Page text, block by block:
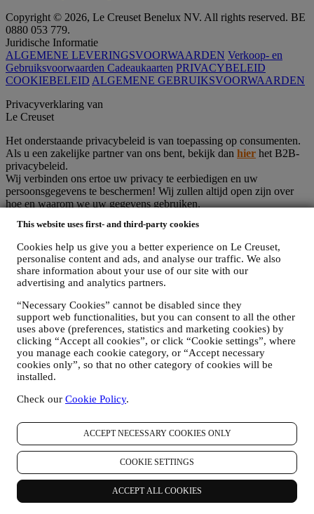
This website uses first- and third-party cookies
Cookies help us give you a better experience on Le Creuset,
personalise content and ads, and analyse our traffic. We also
share information about your use of our site with our
advertising and analytics partners.
“Necessary Cookies” cannot be disabled since they
support web functionalities, but you can consent to all the other
uses above (preferences, statistics and marketing cookies) by
clicking “Accept all cookies”, or click “Cookie settings”, where
you manage each cookie category, or “Accept necessary
cookies only”, so that no other category of cookies will be
installed.
Check our Cookie Policy.
ACCEPT NECESSARY COOKIES ONLY
COOKIE SETTINGS
ACCEPT ALL COOKIES
Copyright © 2026, Le Creuset Benelux NV. All rights reserved. BE
0880 053 779.
Juridische Informatie
ALGEMENE LEVERINGSVOORWAARDEN Verkoop- en
Gebruiksvoorwaarden Cadeaukaarten PRIVACYBELEID
COOKIEBELEID ALGEMENE GEBRUIKSVOORWAARDEN
Privacyverklaring van
Le Creuset
Het onderstaande privacybeleid is van toepassing op consumenten.
Als u een zakelijke partner van ons bent, bekijk dan hier het B2B-
privacybeleid.
Wij verbinden ons ertoe uw privacy te eerbiedigen en uw
persoonsgegevens te beschermen! Wij zullen altijd open zijn over
hoe en waarom we uw gegevens gebruiken.
Uw persoonsgegevens worden veilig en strikt vertrouwelijk
behandeld, in overeenstemming met de Europese en nationale
wetgeving inzake gegevensbescherming. Wij weten dat veiligheid
erg belangrijk is bij online aankopen, dus gebruiken wij de nieuwste
technologie om uw persoonsgegevens en creditcardgegevens te
beschermen.
Wij gebruiken gegevens om uw aankoop eenvoudig en op maat te
maken
Wij analyseren hoe gebruikers onze website en diensten gebruiken
om de dingen makkelijker en interessanter te maken.
Wij gebruiken gegevens om van het koken met Le Creuset een
betere ervaring te maken en om u te informeren over nieuws en
aanbiedingen
Als u beslist om deel uit te maken van ons klantenbestand en de Le
Creuset-nieuwsbrief te ontvangen, sturen wij u speciale,
producten worden gelanceerd, wanneer er exclusieve aanbiedingen,
showcooking- of komende evenementen zijn, of wanneer er speciale
promoties voor u zijn.
Afmelden:
U kunt het ontvangen van onze marketingcommunicatie op elk
moment kosteloos stopzetten via de methoden die bij de
communicatie worden weergegeven (bijvoorbeeld om u af te